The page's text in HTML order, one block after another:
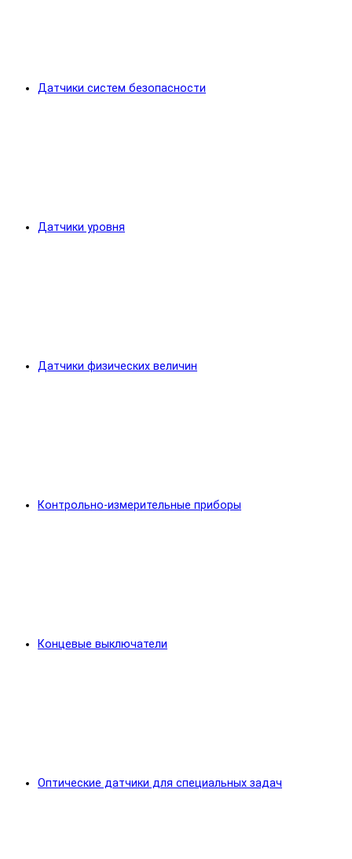
Датчики систем безопасности
Датчики уровня
Датчики физических величин
Контрольно-измерительные приборы
Концевые выключатели
Оптические датчики для специальных задач